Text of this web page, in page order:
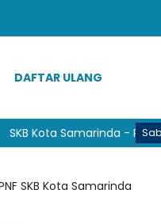
DAFTAR ULANG
SKB Kota Samarinda -
SKB Kota Samarinda